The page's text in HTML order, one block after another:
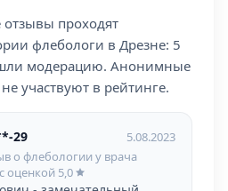
проходят
флебологи в Дрезне: 5
модерацию. Анонимные
участвуют в рейтинге.
29
5.08.2023
о флебологии у врача
с оценкой 5,0